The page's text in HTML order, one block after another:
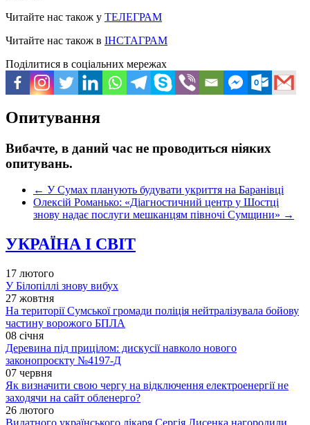
Читайте нас також у ТЕЛЕГРАМ
Читайте нас також в ІНСТАГРАМ
Поділитися в соціальних мережах
Опитування
Вибачте, в даний час не проводиться ніяких
опитувань.
← У Сумах планують будувати укриття на Баранівці
Олексій Романько: «Діагностичний центр у Шостці
знову надає послуги мешканцям півночі Сумщини» →
УКРАЇНА І СВІТ
17 лютого
У Білопіллі знову вибух
27 жовтня
На території Сумської громади поліція нейтралізувала бойову
частину ворожого БПЛА
08 січня
Деревина під прицілом: дискусії навколо нового
законопроєкту №4197-Д
07 червня
Як визначити свою чергу на відключення електроенергії не
заходячи на сайт обленерго?
26 лютого